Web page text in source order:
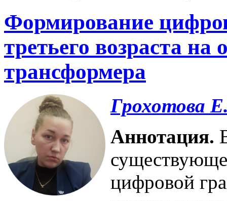
Формирование
третьего возраста на
трансформера
Грохотова
Аннотация.
цифровой